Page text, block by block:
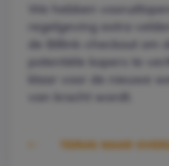
We hebben
regelgeving extra
de Billink-checkout om
potentiële kopers te
klaar voor de nieuwe
van kracht wordt.
TERUG NAAR